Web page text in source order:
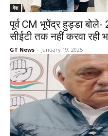
देश
पूर्व CM भूपेंद्र हुड्डा बोले-
सीईटी तक नहीं करवा रही
GT News - January 19, 2025